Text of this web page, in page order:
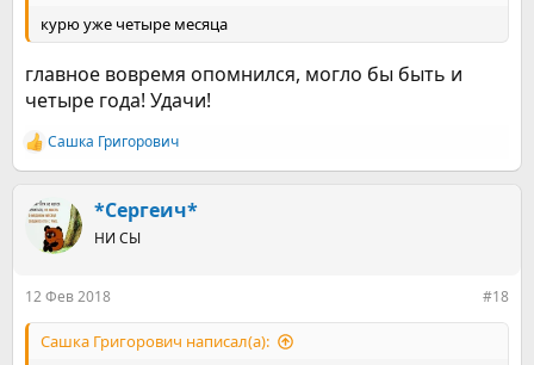
курю уже четыре месяца
главное вовремя опомнился, могло бы быть и
четыре года! Удачи!
Р
е
к
ц
Сашка Григорович
*Сергеич*
НИ СЫ
12 Фев 2018 #18
Сашка Григорович написал(а):